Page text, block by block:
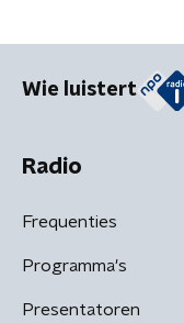
Wie luistert
Radio
Frequenties
Programma's
Presentatoren